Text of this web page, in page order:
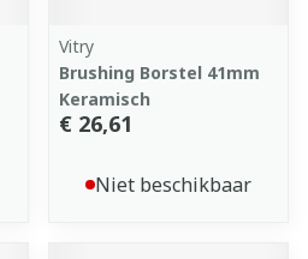
Vitry
Brushing Borstel 41mm
Keramisch
€ 26,61
Niet beschikbaar